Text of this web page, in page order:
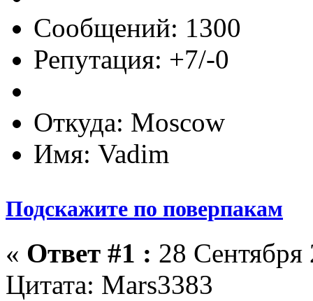
Сообщений: 1300
Репутация: +7/-0
Откуда: Moscow
Имя: Vadim
Подскажите по поверпакам
« Ответ #1 : 28
Цитата: Mars3383